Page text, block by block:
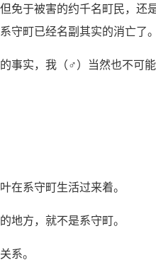
免于被害的约千名町民，
守町已经名副其实的消亡了
实，我（♂）当然也不可
在系守町生活过来着。
地方，就不是系守町。
系。